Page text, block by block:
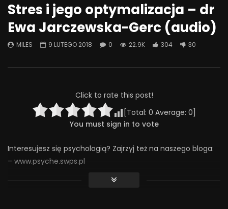
Problemowe zachowania
seksualne u dzieci i młodzieży oraz
Korzyści z
terapia może mi
Stres i jego optymalizacja – dr
Ewa Jarczewska-Gerc (audio)
MILES 9 LUTEGO 2018 0 22.9K 304 30
Click to rate this post!
[Total: 0 Average: 0]
You must sign in to vote
Interesujesz się psychologią? Zajrzyj też na naszego bloga:
– www.psyche.swps.pl